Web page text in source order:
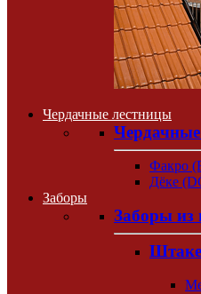
Чердачные лестницы
Факро
Дёке
Заборы
Заборы из